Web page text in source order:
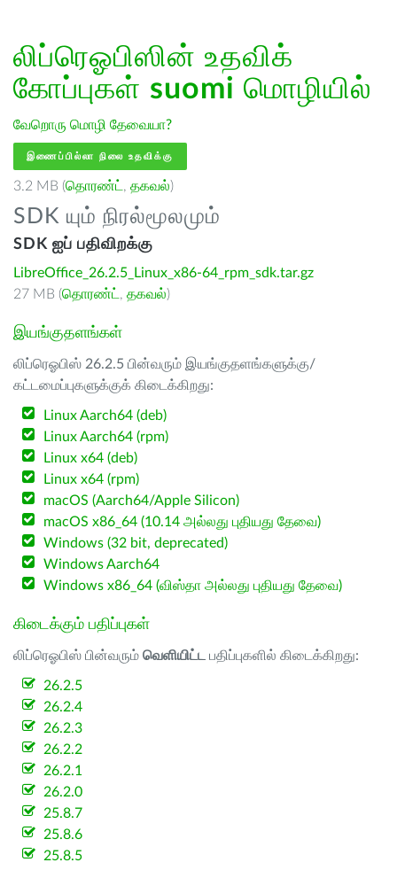
லிப்ரெஓபிஸின் உதவிக்
கோப்புகள் suomi மொழியில்
வேறொரு மொழி தேவையா?
இணைப்பில்லா நிலை உதவிக்கு
3.2 MB (தொரண்ட் , தகவல்)
SDK யும் நிரல்மூலமும்
SDK ஐப் பதிவிறக்கு
LibreOffice_26.2.5_Linux_x86-64_rpm_sdk.tar.gz
27 MB (தொரண்ட் , தகவல்)
இயங்குதளங்கள்
லிப்ரெஓபிஸ் 26.2.5 பின்வரும் இயங்குதளங்களுக்கு/
கட்டமைப்புகளுக்குக் கிடைக்கிறது:
Linux Aarch64 (deb)
Linux Aarch64 (rpm)
Linux x64 (deb)
Linux x64 (rpm)
macOS (Aarch64/Apple Silicon)
macOS x86_64 (10.14 அல்லது புதியது தேவை)
Windows (32 bit, deprecated)
Windows Aarch64
Windows x86_64 (விஸ்தா அல்லது புதியது தேவை)
கிடைக்கும் பதிப்புகள்
லிப்ரெஓபிஸ் பின்வரும் வெளியிட்ட பதிப்புகளில் கிடைக்கிறது:
26.2.5
26.2.4
26.2.3
26.2.2
26.2.1
26.2.0
25.8.7
25.8.6
25.8.5